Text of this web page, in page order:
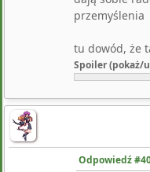
przemyślenia
tu dowód, że
Spoiler (pokaż/
Odpowiedź